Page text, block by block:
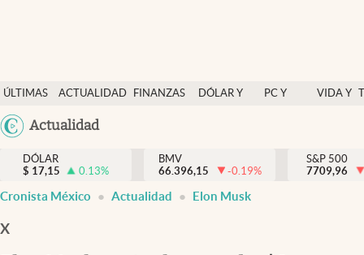
ÚLTIMAS
NOTICIAS
ACTUALIDAD
FINANZAS
DÓLAR Y
PC Y
VIDA Y
México
Actualidad
Actualidad
Finanzas y economía
Dólar y mercados
DÓLAR
$ 17,15 0.13%
BMV
66.396,15
-0.19%
S&P 500
7709,96
Cronista México Actualidad Elon Musk
X